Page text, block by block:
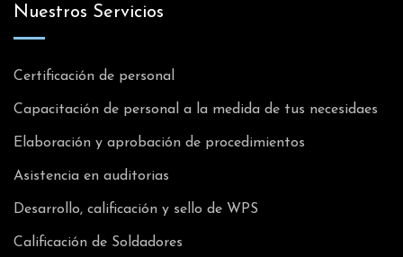
Nuestros Servicios
Certificación de personal
Capacitación de personal a la medida de tus necesidaes
Elaboración y aprobación de procedimientos
Asistencia en auditorias
Desarrollo, calificación y sello de WPS
Calificación de Soldadores